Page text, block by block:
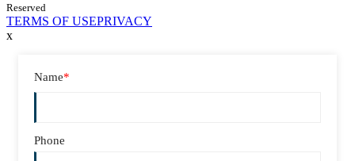
Reserved
TERMS OF USEPRIVACY
x
Name*
Phone